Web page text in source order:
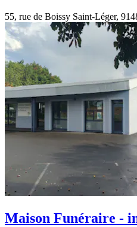
55, rue de Boissy Saint-Léger,
Maison Funéraire -